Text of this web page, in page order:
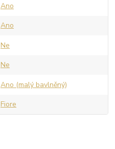
Ano
Ano
Ne
Ne
Ano (malý bavlněný)
Fiore